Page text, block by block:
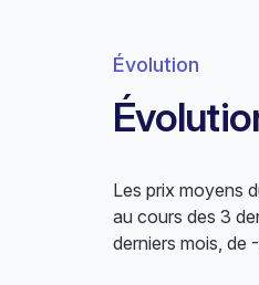
Évolution
Les prix moyens
au cours des 3
derniers mois, de